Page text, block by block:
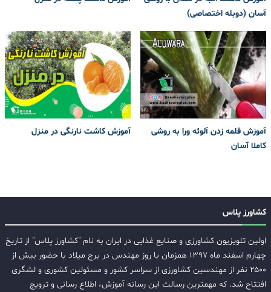
آسان (دوبله اختصاصی)
آموزش قلمه زدن آلوئه ورا به روشی
کاملا آسان
آموزش کاشت نارنگی در منزل
کشاورز پلاس
اولین تلویزیون کشاورزی و صنایع غذایی در ایران به نام "کشاورز پلاس" از تاریخ
چهارم اسفند ماه ۱۳۹۷ همزمان با روز مهندس در برج میلاد با حضور بیش از
۲۵۰۰ نفر از مهندسین کشاورزی از سراسر کشور و مسئولین کشوری و لشگری
افتتاح شد. که مهمترین رسالت این رسانه آموزش، اطلاع رسانی و ترویج